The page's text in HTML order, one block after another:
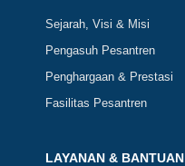
Sejarah, Visi & Misi
Pengasuh Pesantren
Penghargaan & Prestasi
Fasilitas Pesantren
LAYANAN & BANTUAN